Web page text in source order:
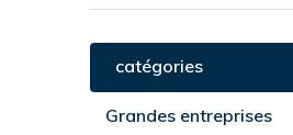
catégories
Grandes entreprises